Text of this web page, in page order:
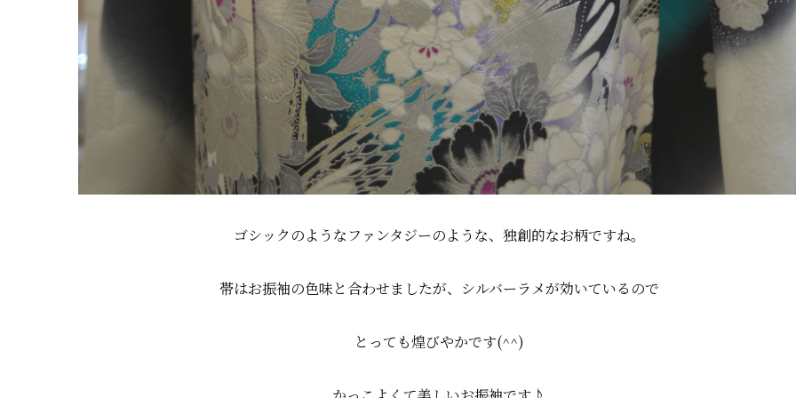
ゴシックのようなファンタジーのような、独創的なお柄ですね。
帯はお振袖の色味と合わせましたが、シルバーラメが効いているので
とっても煌びやかです(^^)